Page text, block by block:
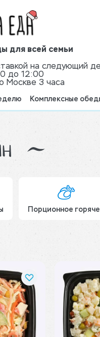
для всей семьи
на следующий
до 12:00
Москве 3 часа
Комплексные
Порционное